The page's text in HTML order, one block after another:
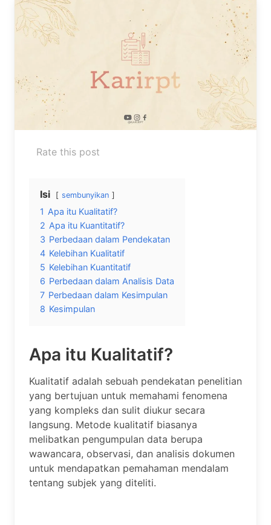
Rate this post
Isi sembunyikan
1 Apa itu Kualitatif?
2 Apa itu Kuantitatif?
3 Perbedaan dalam Pendekatan
4 Kelebihan Kualitatif
5 Kelebihan Kuantitatif
6 Perbedaan dalam Analisis Data
7 Perbedaan dalam Kesimpulan
8 Kesimpulan
Apa itu Kualitatif?
Kualitatif adalah sebuah pendekatan penelitian
yang bertujuan untuk memahami fenomena
yang kompleks dan sulit diukur secara
langsung. Metode kualitatif biasanya
melibatkan pengumpulan data berupa
wawancara, observasi, dan analisis dokumen
untuk mendapatkan pemahaman mendalam
tentang subjek yang diteliti.